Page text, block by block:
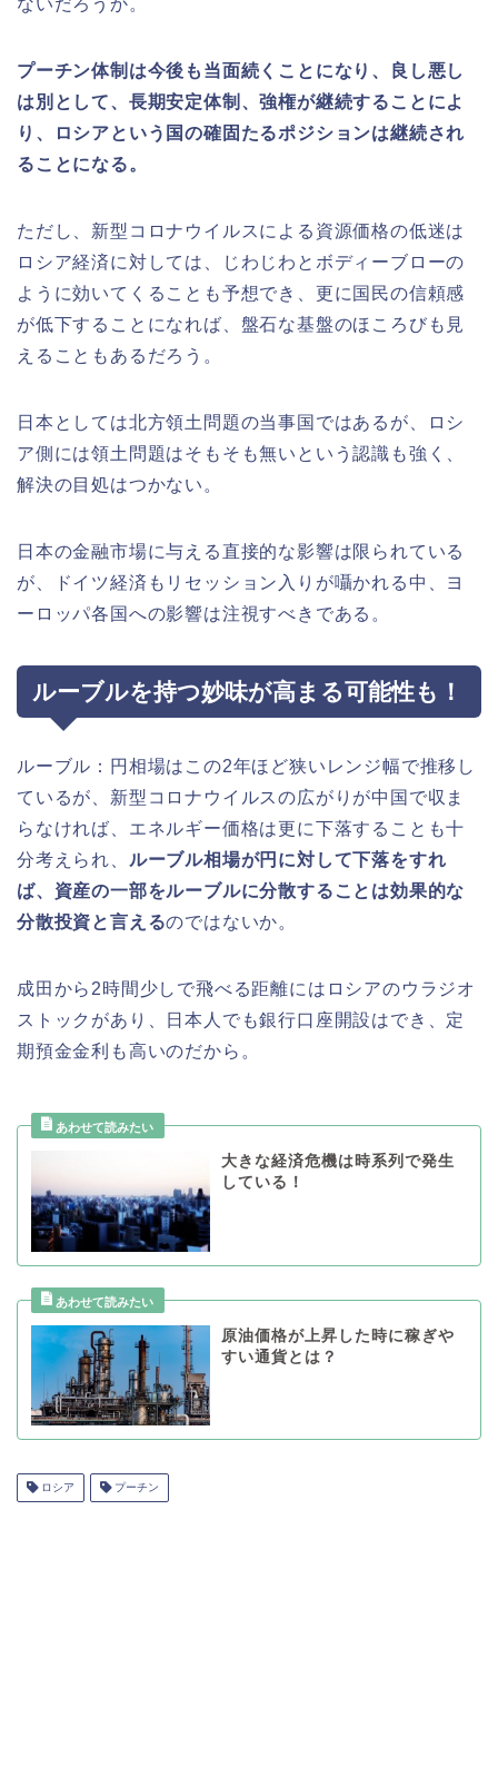
ないだろうか。
プーチン体制は今後も当面続くことになり、良し悪し
は別として、長期安定体制、強権が継続することによ
り、ロシアという国の確固たるポジションは継続され
ることになる。
ただし、新型コロナウイルスによる資源価格の低迷は
ロシア経済に対しては、じわじわとボディーブローの
ように効いてくることも予想でき、更に国民の信頼感
が低下することになれば、盤石な基盤のほころびも見
えることもあるだろう。
日本としては北方領土問題の当事国ではあるが、ロシ
ア側には領土問題はそもそも無いという認識も強く、
解決の目処はつかない。
日本の金融市場に与える直接的な影響は限られている
が、ドイツ経済もリセッション入りが囁かれる中、ヨ
ーロッパ各国への影響は注視すべきである。
ルーブルを持つ妙味が高まる可能性も！
ルーブル：円相場はこの2年ほど狭いレンジ幅で推移し
ているが、新型コロナウイルスの広がりが中国で収ま
らなければ、エネルギー価格は更に下落することも十
分考えられ、 ルーブル相場が円に対して下落をすれ
ば、資産の一部をルーブルに分散することは効果的な
分散投資と言えるのではないか。
成田から2時間少しで飛べる距離にはロシアのウラジオ
ストックがあり、日本人でも銀行口座開設はでき、定
期預金金利も高いのだから。
大きな経済危機は時系列で発生
している！
原油価格が上昇した時に稼ぎや
すい通貨とは？
ロシア プーチン